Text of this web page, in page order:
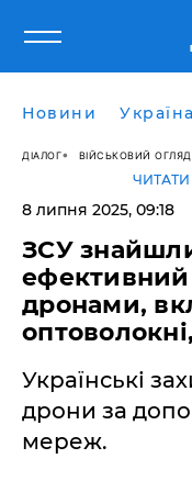
Новини Україна
ДІАЛОГ ВІЙСЬКОВИЙ ОГЛЯД
8 липня 2025, 09:18
ЗСУ
ефективний
дронами,
Українські
дрони за
мереж.